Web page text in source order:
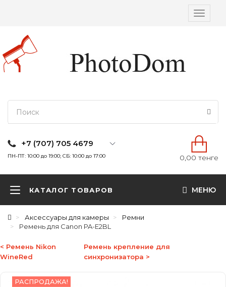
Вкл/
+7 (707) 705 4679
ПН-ПТ: 10:00 до 19:00; СБ: 10:00 до 17:00 0,00 тенге
КАТАЛОГ ТОВАРОВ МЕНЮ
Аксессуары для камеры
Ремни
Ремень для Canon PA-E2BL
< Ремень Nikon
WineRed
Ремень крепление для
синхронизатора >
РАСПРОДАЖА!